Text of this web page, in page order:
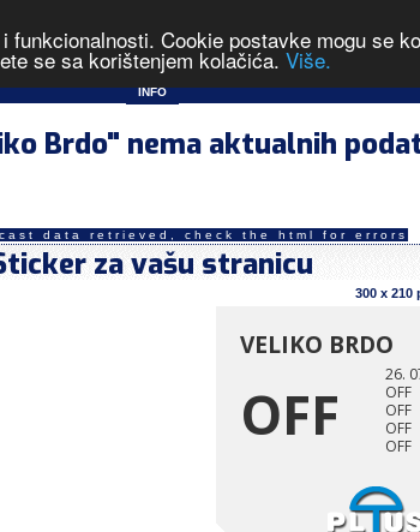
Cookie postavke mogu se
se sa korištenjem kolačića. Više.
INFO
u 19:46 dana 26.07.2025.
Brdo" nema aktualnih
data retrieved, check the html for errors
za vašu stranicu
300 x 210